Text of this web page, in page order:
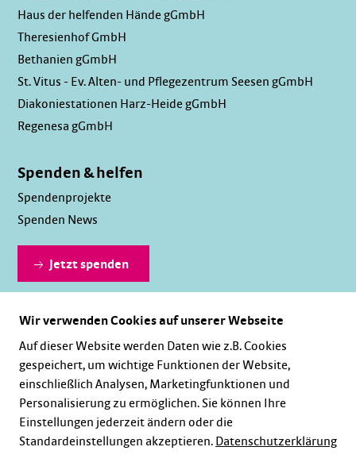
Haus der helfenden Hände gGmbH
Theresienhof GmbH
Bethanien gGmbH
St. Vitus - Ev. Alten- und Pflegezentrum Seesen gGmbH
Diakoniestationen Harz-Heide gGmbH
Regenesa gGmbH
Spenden & helfen
Spendenprojekte
Spenden News
Jetzt spenden
Dauerhaft spenden
Wir verwenden Cookies auf unserer Webseite
Auf dieser Website werden Daten wie z.B. Cookies
gespeichert, um wichtige Funktionen der Website,
einschließlich Analysen, Marketingfunktionen und
Personalisierung zu ermöglichen. Sie können Ihre
Einstellungen jederzeit ändern oder die
Standardeinstellungen akzeptieren. Datenschutzerklärung